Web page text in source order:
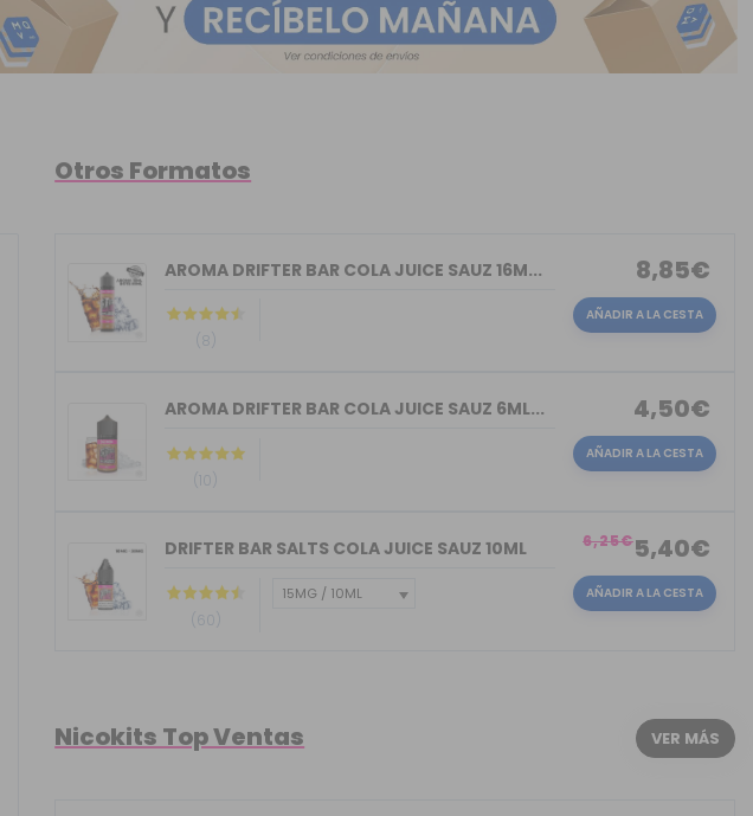
Otros Formatos
AROMA DRIFTER BAR COLA JUICE SAUZ 16M...
(8)
8,85€
AÑADIR A LA CESTA
AROMA DRIFTER BAR COLA JUICE SAUZ 6ML...
(10)
4,50€
AÑADIR A LA CESTA
DRIFTER BAR SALTS COLA JUICE SAUZ 10ML
(60)
5,40€
6,25€
AÑADIR A LA CESTA
Nicokits Top Ventas VER MÁS